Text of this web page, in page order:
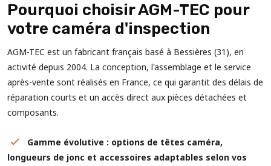
Pourquoi choisir AGM-TEC pour
votre caméra d'inspection
AGM-TEC est un fabricant français basé à Bessières (31), en
activité depuis 2004. La conception, l'assemblage et le service
après-vente sont réalisés en France, ce qui garantit des délais de
réparation courts et un accès direct aux pièces détachées et
composants.
Gamme évolutive : options de têtes caméra,
longueurs de jonc et accessoires adaptables selon vos